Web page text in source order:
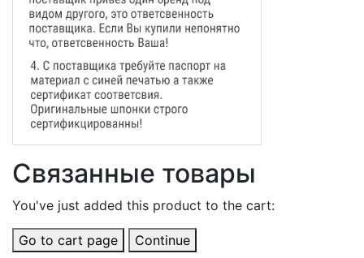
Связанные товары
You've just added this product to the cart:
Go to cart page Continue